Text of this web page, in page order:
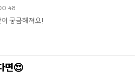
궁금해져요!
면😍